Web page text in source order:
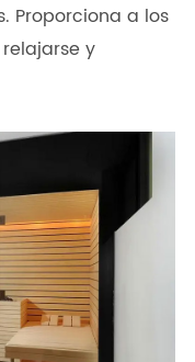
Proporciona a los
y